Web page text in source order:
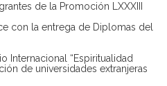
de la Promoción LXXXIII
con la entrega de Diplomas del
Internacional “Espiritualidad
de universidades extranjeras